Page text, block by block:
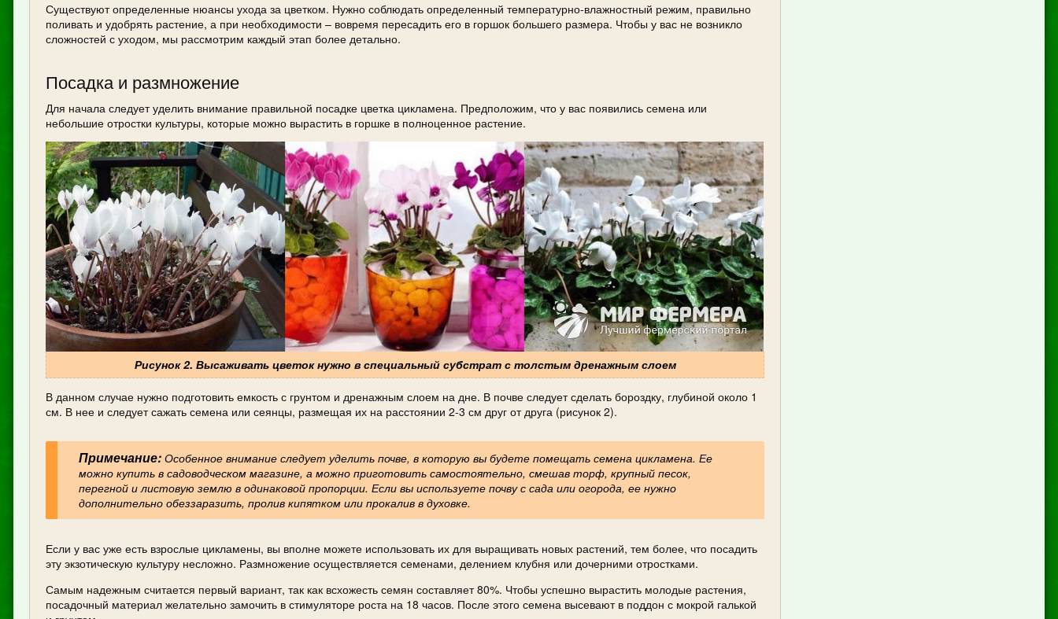
Существуют определенные нюансы ухода за цветком. Нужно соблюдать определенный температурно-влажностный режим, правильно
поливать и удобрять растение, а при необходимости – вовремя пересадить его в горшок большего размера. Чтобы у вас не возникло
сложностей с уходом, мы рассмотрим каждый этап более детально.
Посадка и размножение
Для начала следует уделить внимание правильной посадке цветка цикламена. Предположим, что у вас появились семена или
небольшие отростки культуры, которые можно вырастить в горшке в полноценное растение.
Рисунок 2. Высаживать цветок нужно в специальный субстрат с толстым дренажным слоем
В данном случае нужно подготовить емкость с грунтом и дренажным слоем на дне. В почве следует сделать бороздку, глубиной около 1
см. В нее и следует сажать семена или сеянцы, размещая их на расстоянии 2-3 см друг от друга (рисунок 2).
Примечание: Особенное внимание следует уделить почве, в которую вы будете помещать семена цикламена. Ее
можно купить в садоводческом магазине, а можно приготовить самостоятельно, смешав торф, крупный песок,
перегной и листовую землю в одинаковой пропорции. Если вы используете почву с сада или огорода, ее нужно
дополнительно обеззаразить, пролив кипятком или прокалив в духовке.
Если у вас уже есть взрослые цикламены, вы вполне можете использовать их для выращивать новых растений, тем более, что посадить
эту экзотическую культуру несложно. Размножение осуществляется семенами, делением клубня или дочерними отростками.
Самым надежным считается первый вариант, так как всхожесть семян составляет 80%. Чтобы успешно вырастить молодые растения,
посадочный материал желательно замочить в стимуляторе роста на 18 часов. После этого семена высевают в поддон с мокрой галькой